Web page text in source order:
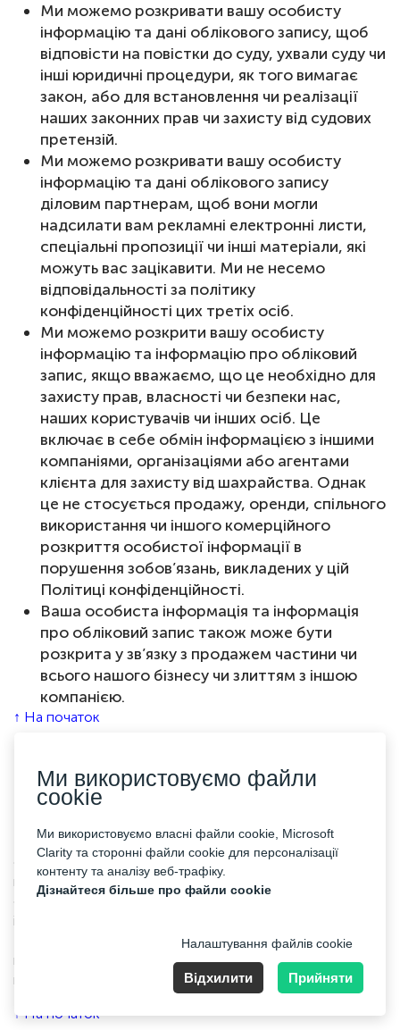
Ми можемо розкривати вашу особисту
інформацію та дані облікового запису, щоб
відповісти на повістки до суду, ухвали суду чи
інші юридичні процедури, як того вимагає
закон, або для встановлення чи реалізації
наших законних прав чи захисту від судових
претензій.
Ми можемо розкривати вашу особисту
інформацію та дані облікового запису
діловим партнерам, щоб вони могли
надсилати вам рекламні електронні листи,
спеціальні пропозиції чи інші матеріали, які
можуть вас зацікавити. Ми не несемо
відповідальності за політику
конфіденційності цих третіх осіб.
Ми можемо розкрити вашу особисту
інформацію та інформацію про обліковий
запис, якщо вважаємо, що це необхідно для
захисту прав, власності чи безпеки нас,
наших користувачів чи інших осіб. Це
включає в себе обмін інформацією з іншими
компаніями, організаціями або агентами
клієнта для захисту від шахрайства. Однак
це не стосується продажу, оренди, спільного
використання чи іншого комерційного
розкриття особистої інформації в
порушення зобов’язань, викладених у цій
Політиці конфіденційності.
Ваша особиста інформація та інформація
про обліковий запис також може бути
розкрита у зв’язку з продажем частини чи
всього нашого бізнесу чи злиттям з іншою
компанією.
↑ На початок
сайти
Наш Сайт може публікувати посилання на інші веб-
сайти, політика конфіденційності яких може відрізнятися
від нашої Політики конфіденційності. Якщо ви надаєте
особисту інформацію будь-якому з цих сайтів, ваша
інформація регулюється їх політикою конфіденційності.
Ми рекомендуємо вам уважно прочитати Політику
конфіденційності будь-якого веб-сайту, який ви
відвідуєте.
↑ На початок
Ми використовуємо файли
cookie
Ми використовуємо власні файли cookie, Microsoft
Clarity та сторонні файли cookie для персоналізації
контенту та аналізу веб-трафіку.
Дізнайтеся більше про файли cookie
Налаштування файлів cookie
Відхилити Прийняти